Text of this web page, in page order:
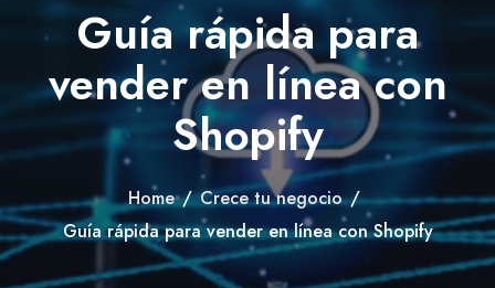
Guía rápida para
vender en línea con
Shopify
Home / Crece tu negocio /
Guía rápida para vender en línea con Shopify